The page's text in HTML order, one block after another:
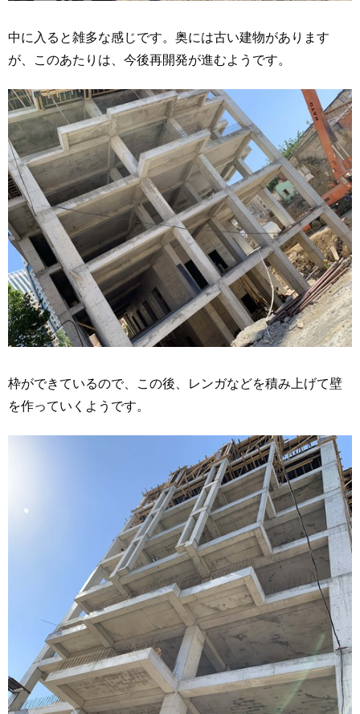
中に入ると雑多な感じです。奥には古い建物があります
が、このあたりは、今後再開発が進むようです。
枠ができているので、この後、レンガなどを積み上げて壁
を作っていくようです。